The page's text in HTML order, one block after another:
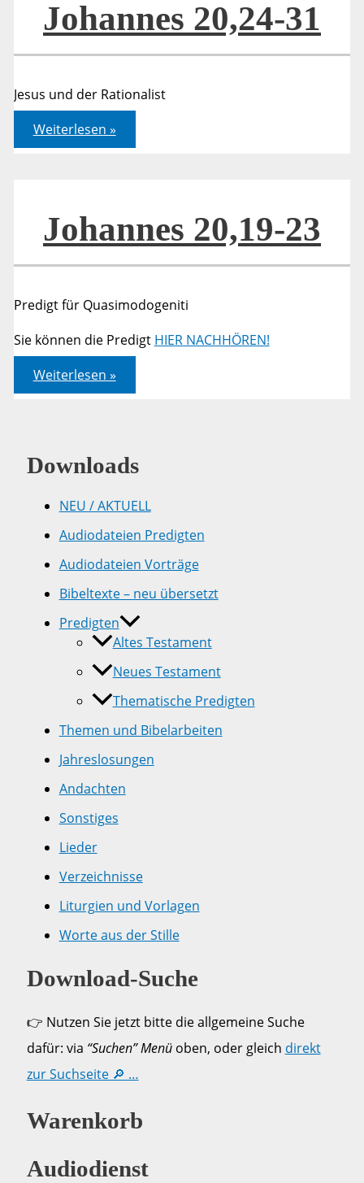
Johannes 20,24-31
Jesus und der Rationalist
Johannes
20,24-
31
Weiterlesen »
Johannes 20,19-23
Predigt für Quasimodogeniti
Sie können die Predigt HIER NACHHÖREN!
Johannes
20,19-
23
Weiterlesen »
Downloads
NEU / AKTUELL
Audiodateien Predigten
Audiodateien Vorträge
Bibeltexte – neu übersetzt
Predigten
Altes Testament
Neues Testament
Thematische Predigten
Themen und Bibelarbeiten
Jahreslosungen
Andachten
Sonstiges
Lieder
Verzeichnisse
Liturgien und Vorlagen
Worte aus der Stille
Download-Suche
👉 Nutzen Sie jetzt bitte die allgemeine Suche
dafür: via “Suchen” Menüoben, oder gleich direkt
zur Suchseite 🔎 …
Warenkorb
Audiodienst